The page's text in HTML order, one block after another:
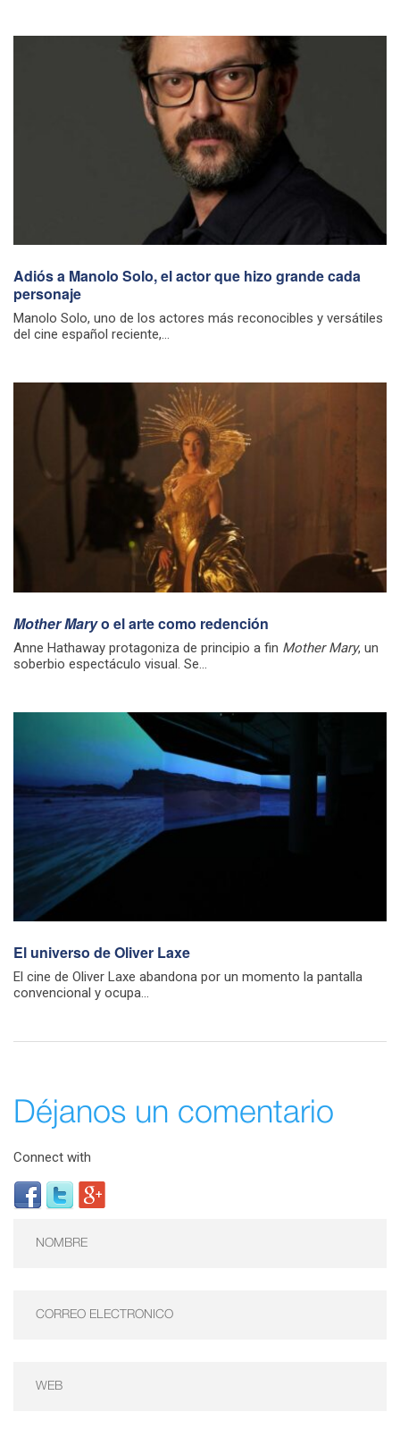
Adiós a Manolo Solo, el actor que hizo grande cada
personaje
Manolo Solo, uno de los actores más reconocibles y versátiles
del cine español reciente,...
Mother Maryo el arte como redención
Anne Hathaway protagoniza de principio a fin Mother Mary, un
soberbio espectáculo visual. Se...
El universo de Oliver Laxe
El cine de Oliver Laxe abandona por un momento la pantalla
convencional y ocupa...
Déjanos un comentario
Connect with